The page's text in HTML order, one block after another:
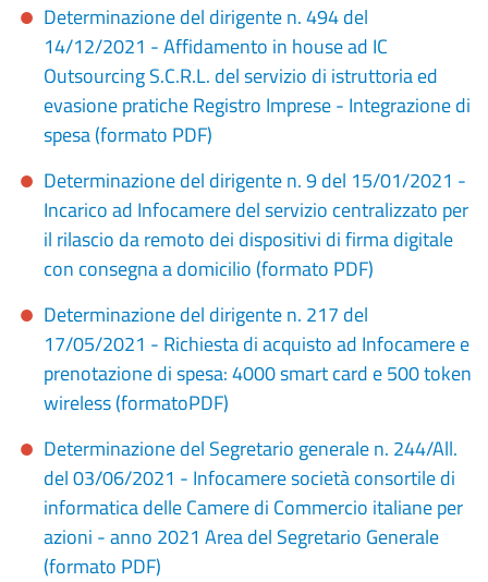
Determinazione del dirigente n. 494 del
14/12/2021 - Affidamento in house ad IC
Outsourcing S.C.R.L. del servizio di istruttoria ed
evasione pratiche Registro Imprese - Integrazione di
spesa (formato PDF)
Determinazione del dirigente n. 9 del 15/01/2021 -
Incarico ad Infocamere del servizio centralizzato per
il rilascio da remoto dei dispositivi di firma digitale
con consegna a domicilio (formato PDF)
Determinazione del dirigente n. 217 del
17/05/2021 - Richiesta di acquisto ad Infocamere e
prenotazione di spesa: 4000 smart card e 500 token
wireless (formatoPDF)
Determinazione del Segretario generale n. 244/All.
del 03/06/2021 - Infocamere società consortile di
informatica delle Camere di Commercio italiane per
azioni - anno 2021 Area del Segretario Generale
(formato PDF)